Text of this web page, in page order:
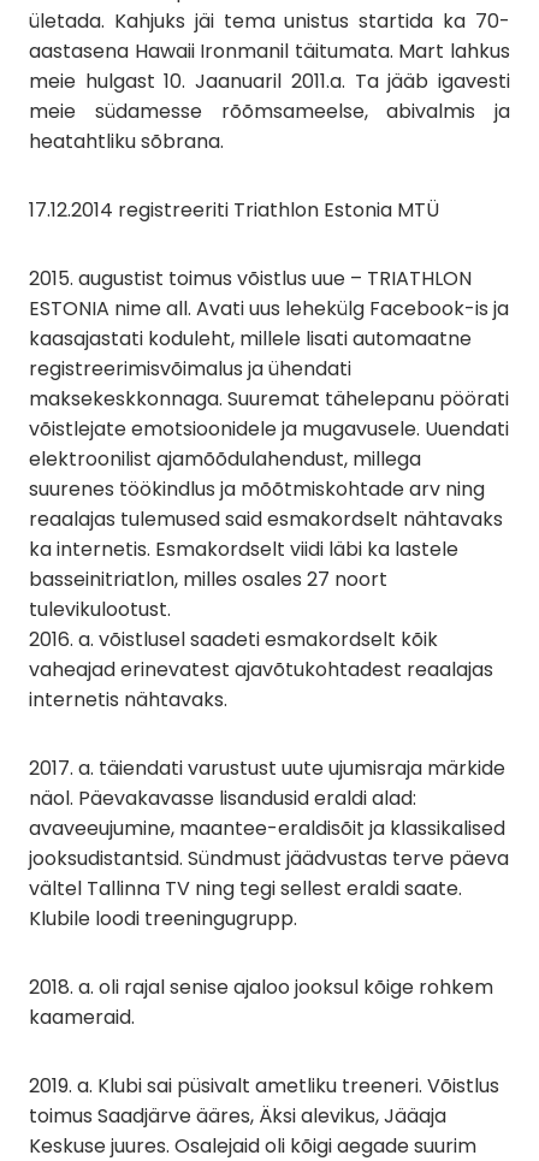
ületada. Kahjuks jäi tema unistus startida ka 70-
aastasena Hawaii Ironmanil täitumata. Mart lahkus
meie hulgast 10. Jaanuaril 2011.a. Ta jääb igavesti
meie südamesse rõõmsameelse, abivalmis ja
heatahtliku sõbrana.
17.12.2014 registreeriti Triathlon Estonia MTÜ
2015. augustist toimus võistlus uue – TRIATHLON
ESTONIA nime all. Avati uus lehekülg Facebook-is ja
kaasajastati koduleht, millele lisati automaatne
registreerimisvõimalus ja ühendati
maksekeskkonnaga. Suuremat tähelepanu pöörati
võistlejate emotsioonidele ja mugavusele. Uuendati
elektroonilist ajamõõdulahendust, millega
suurenes töökindlus ja mõõtmiskohtade arv ning
reaalajas tulemused said esmakordselt nähtavaks
ka internetis. Esmakordselt viidi läbi ka lastele
basseinitriatlon, milles osales 27 noort
tulevikulootust.
2016. a. võistlusel saadeti esmakordselt kõik
vaheajad erinevatest ajavõtukohtadest reaalajas
internetis nähtavaks.
2017. a. täiendati varustust uute ujumisraja märkide
näol. Päevakavasse lisandusid eraldi alad:
avaveeujumine, maantee-eraldisõit ja klassikalised
jooksudistantsid. Sündmust jäädvustas terve päeva
vältel Tallinna TV ning tegi sellest eraldi saate.
Klubile loodi treeningugrupp.
2018. a. oli rajal senise ajaloo jooksul kõige rohkem
kaameraid.
2019. a. Klubi sai püsivalt ametliku treeneri. Võistlus
toimus Saadjärve ääres, Äksi alevikus, Jääaja
Keskuse juures. Osalejaid oli kõigi aegade suurim